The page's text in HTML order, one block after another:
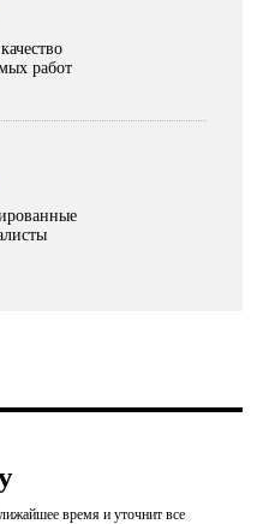
работ
время и уточнит все